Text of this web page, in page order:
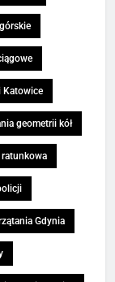
Katowice
geometrii kół
Gdynia